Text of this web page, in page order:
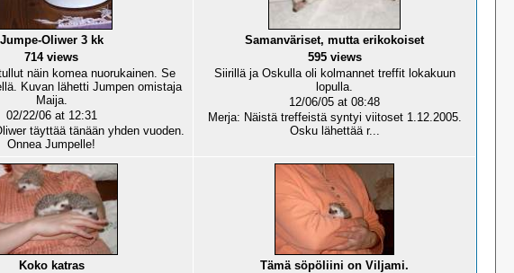
Jumpe-Oliwer 3 kk
714 views
näin komea nuorukainen. Se
Kuvan lähetti Jumpen omistaja
Maija.
02/22/06 at 12:31
täyttää tänään yhden vuoden.
Onnea Jumpelle!
Samanväriset, mutta erikokoiset
595 views
Siirillä ja Oskulla oli kolmannet treffit lokakuun
lopulla.
12/06/05 at 08:48
Merja: Näistä treffeistä syntyi viitoset 1.12.2005.
Osku lähettää r...
Koko katras
Tämä söpöliini on Viljami.